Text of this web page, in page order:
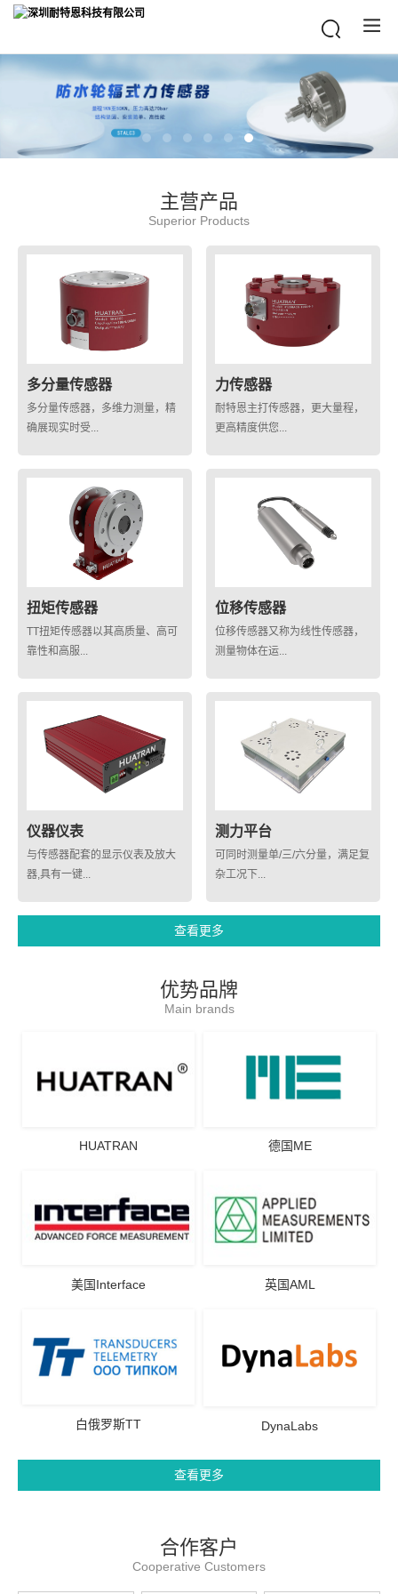
主营产品
Superior Products
多分量传感器
多分量传感器，多维力测量，精
确展现实时受...
力传感器
耐特恩主打传感器，更大量程，
更高精度供您...
扭矩传感器
TT扭矩传感器以其高质量、高可
靠性和高服...
位移传感器
位移传感器又称为线性传感器，
测量物体在运...
仪器仪表
与传感器配套的显示仪表及放大
器,具有一键...
测力平台
可同时测量单/三/六分量，满足复
杂工况下...
查看更多
优势品牌
Main brands
HUATRAN 德国ME
美国Interface 英国AML
白俄罗斯TT DynaLabs
查看更多
合作客户
Cooperative Customers